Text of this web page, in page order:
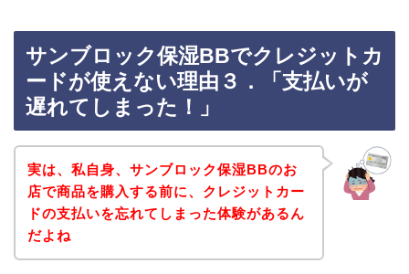
サンブロック保湿BBでクレジットカ
ードが使えない理由３．「支払いが
遅れてしまった！」
実は、私自身、サンブロック保湿BBのお
店で商品を購入する前に、クレジットカー
ドの支払いを忘れてしまった体験があるん
だよね